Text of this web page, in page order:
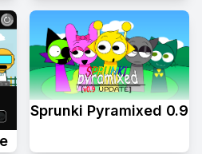
Sprunki Pyramixed 0.9